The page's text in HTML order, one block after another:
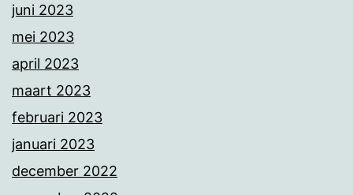
juni 2023
mei 2023
april 2023
maart 2023
februari 2023
januari 2023
december 2022